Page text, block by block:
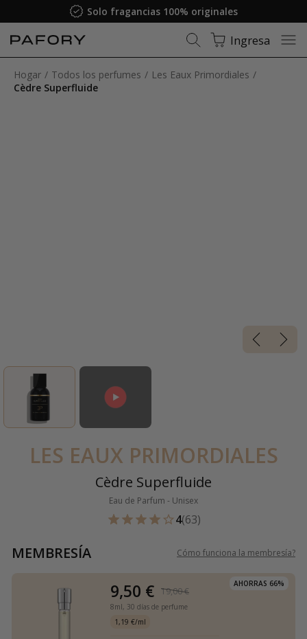
Garantía de satisfacción
Ingresa
Hogar Todos los perfumes
Les Eaux Primordiales
Cèdre Superfluide
LES EAUX PRIMORDIALES
Cèdre Superfluide
Eau de Parfum - Unisex
4(63)
MEMBRESÍA Cómo funciona la membresía?
AHORRAS 66%
9,50 € 19,00 €
8ml, 30 días de perfume
1,19 €/ml